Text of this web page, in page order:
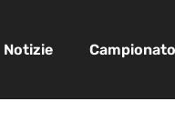
Notizie Campionato